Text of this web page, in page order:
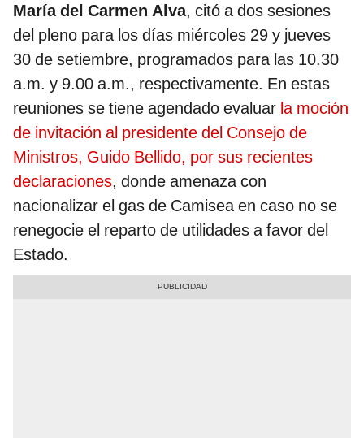
María del Carmen Alva, citó a dos sesiones
del pleno para los días miércoles 29 y jueves
30 de setiembre, programados para las 10.30
a.m. y 9.00 a.m., respectivamente. En estas
reuniones se tiene agendado evaluar la moción
de invitación al presidente del Consejo de
Ministros, Guido Bellido, por sus recientes
declaraciones, donde amenaza con
nacionalizar el gas de Camisea en caso no se
renegocie el reparto de utilidades a favor del
Estado.